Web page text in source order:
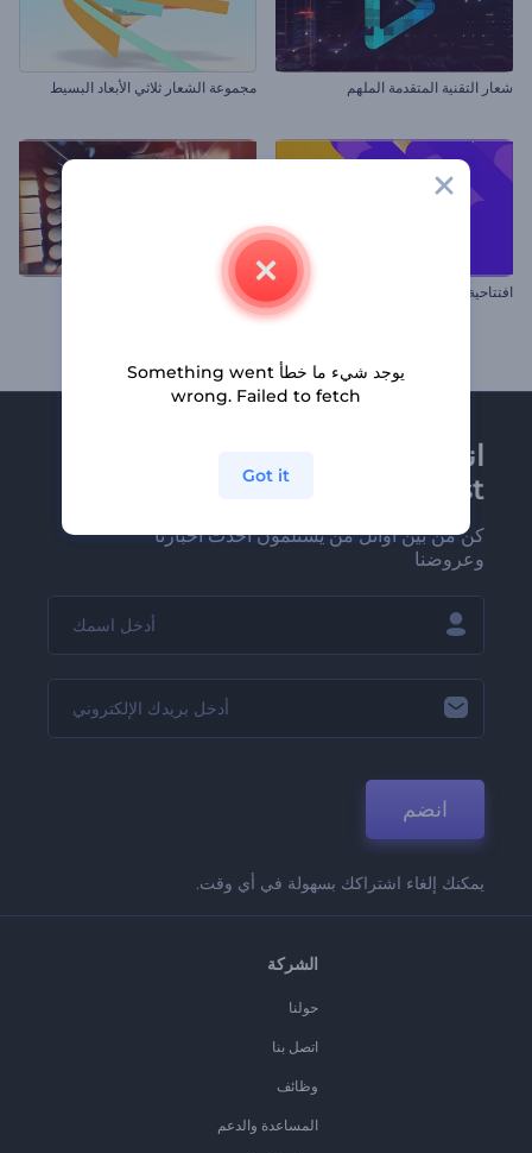
شعار التقنية المتقدمة الملهم مجموعة الشعار ثلاثي الأبعاد البسيط
افتتاحية شريط بحث ملون شعار نظام الحاسوب الملهم
انضم إلى نشرة
Renderforest الإخبارية
كن من بين أوائل من يستلمون أحدث أخبارنا
وعروضنا
انضم
يمكنك إلغاء اشتراكك بسهولة في أي وقت.
الشركة
حولنا
اتصل بنا
وظائف
المساعدة والدعم
يوجد شيء ما خطأ Something went
wrong. Failed to fetch
Got it